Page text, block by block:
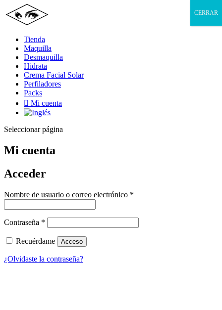
Tienda
Maquilla
Desmaquilla
Hidrata
Crema Facial Solar
Perfiladores
Packs
 Mi cuenta
Seleccionar página
Mi cuenta
Acceder
Nombre de usuario o correo electrónico *
Contraseña *
Recuérdame Acceso
¿Olvidaste la contraseña?
CERRAR